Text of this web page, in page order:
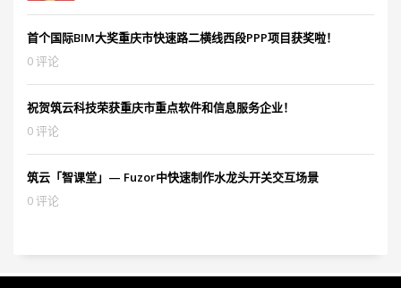
首个国际BIM大奖重庆市快速路二横线西段PPP项目获奖啦！
0 评论
祝贺筑云科技荣获重庆市重点软件和信息服务企业！
0 评论
筑云「智课堂」— Fuzor中快速制作水龙头开关交互场景
0 评论